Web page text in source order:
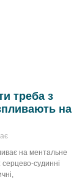
треба з
на
на ментальне
серцево-судинні